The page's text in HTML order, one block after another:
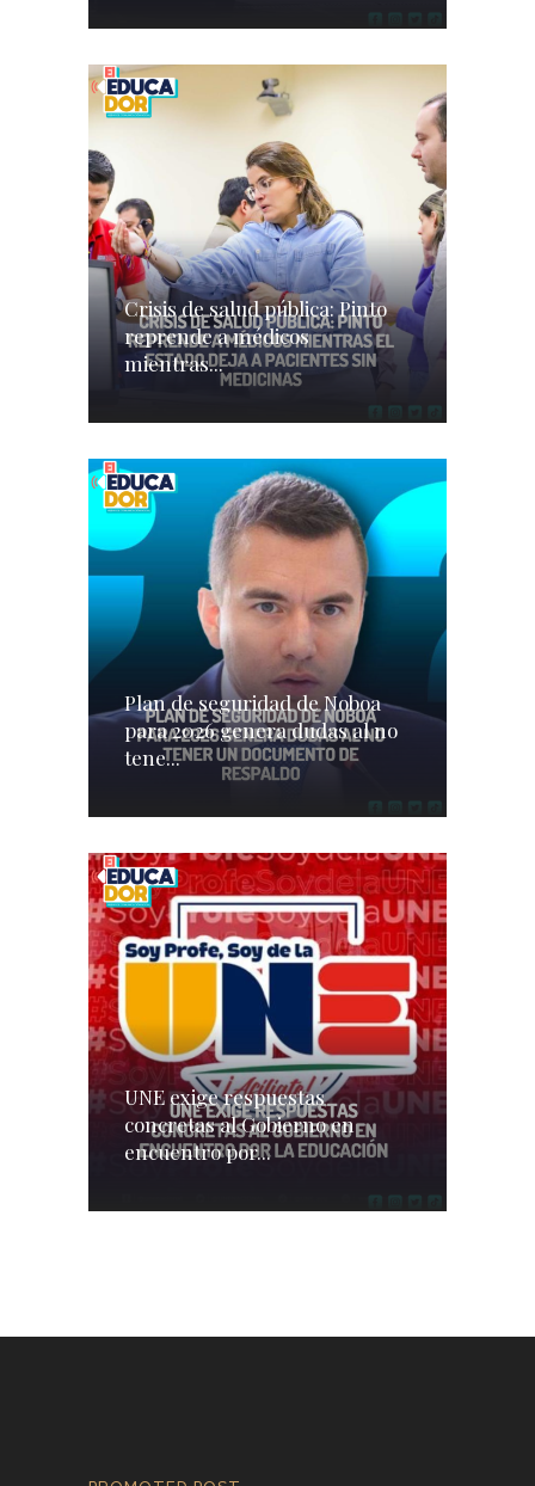
Crisis de salud pública: Pinto
reprende a médicos
mientras...
Plan de seguridad de Noboa
para 2026 genera dudas al no
tene...
UNE exige respuestas
concretas al Gobierno en
encuentro por...